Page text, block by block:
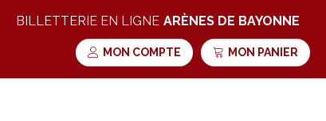
BILLETTERIE EN LIGNE ARÈNES DE BAYONNE
MON COMPTE MON PANIER